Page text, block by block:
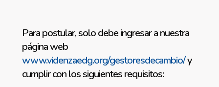
Para postular, solo debe ingresar a nuestra
página web
www.videnzaedg.org/gestoresdecambio/y
cumplir con los siguientes requisitos: